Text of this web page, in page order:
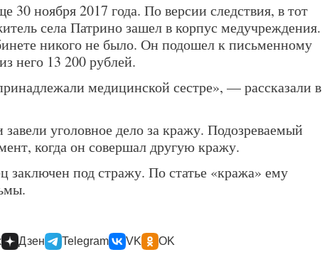
30 ноября 2017 года. По версии следствия, в тот
села Патрино зашел в корпус медучреждения.
никого не было. Он подошел к письменному
него 13 200 рублей.
медицинской сестре», — рассказали в
уголовное дело за кражу. Подозреваемый
когда он совершал другую кражу.
заключен под стражу. По статье «кража» ему
Дзен Telegram VK OK